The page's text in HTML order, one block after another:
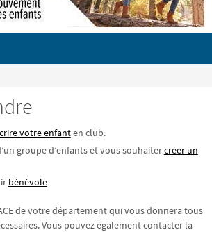
votre enfanten club.
groupe d’enfants et vous souhaitercréer un
bénévole
de votre département qui vous donnera tous
Vous pouvez également contacter la